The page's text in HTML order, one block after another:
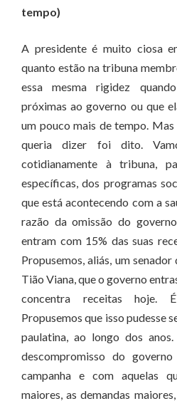
tempo)
A presidente é muito ciosa
quanto estão na tribuna
essa mesma rigidez
próximas ao governo ou que
um pouco mais de tempo.
queria dizer foi dito.
cotidianamente à tribuna,
específicas, dos programas
que está acontecendo com a
razão da omissão do
entram com 15% das suas
Propusemos, aliás, um
Tião Viana, que o governo
concentra receitas hoje.
Propusemos que isso pudesse
paulatina, ao longo dos
descompromisso do
campanha e com aquelas
maiores, as demandas